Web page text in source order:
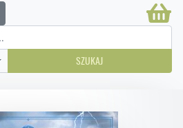
SZUKAJ